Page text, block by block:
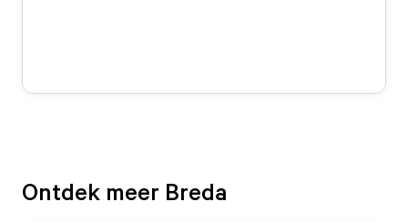
Ontdek meer Breda